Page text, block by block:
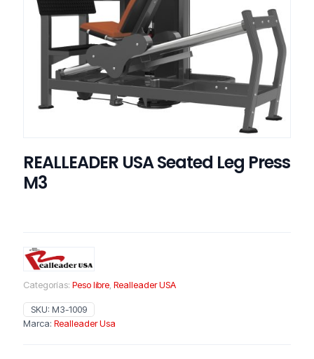
REALLEADER USA Seated Leg Press
M3
Categorías: Peso libre, Realleader USA
SKU: M3-1009
Marca: Realleader Usa